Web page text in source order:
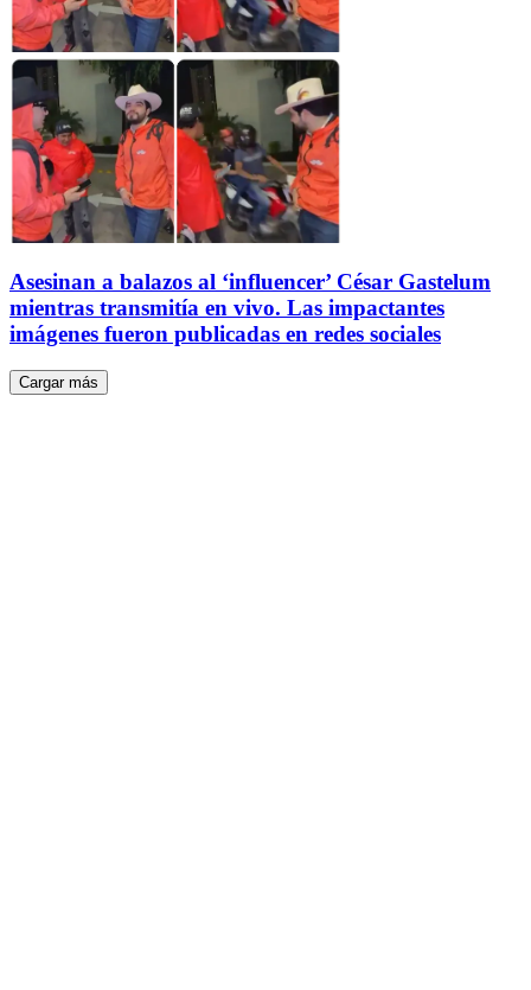
Asesinan a balazos al ‘influencer’ César Gastelum
mientras transmitía en vivo. Las impactantes
imágenes fueron publicadas en redes sociales
Cargar más